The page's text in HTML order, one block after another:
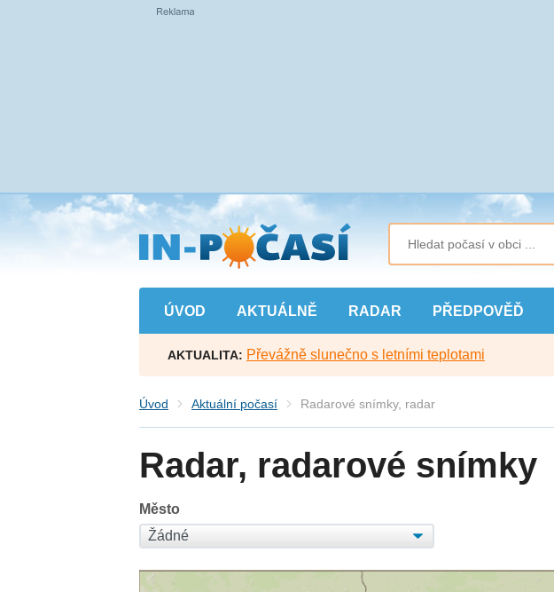
Přejít
na
hlavní
obsah
ÚVOD AKTUÁLNĚ RADAR PŘEDPOVĚĎ
AKTUALITA: Převážně slunečno s letními teplotami
Úvod Aktuální počasí Radarové snímky, radar
Radar, radarové snímky
Město